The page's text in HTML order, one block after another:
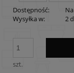
Dostępność:
Wysyłka w:
2
szt.